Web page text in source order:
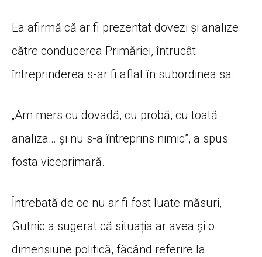
Ea afirmă că ar fi prezentat dovezi și analize
către conducerea Primăriei, întrucât
întreprinderea s-ar fi aflat în subordinea sa.
„Am mers cu dovadă, cu probă, cu toată
analiza… și nu s-a întreprins nimic”, a spus
fosta viceprimară.
Întrebată de ce nu ar fi fost luate măsuri,
Gutnic a sugerat că situația ar avea și o
dimensiune politică, făcând referire la